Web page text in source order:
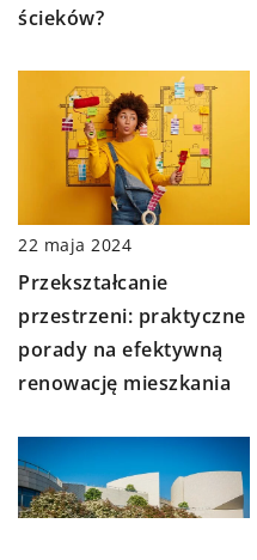
ścieków?
22 maja 2024
Przekształcanie
przestrzeni: praktyczne
porady na efektywną
renowację mieszkania